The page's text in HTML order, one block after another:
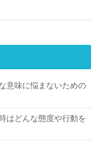
意味に悩まないための
はどんな態度や行動を